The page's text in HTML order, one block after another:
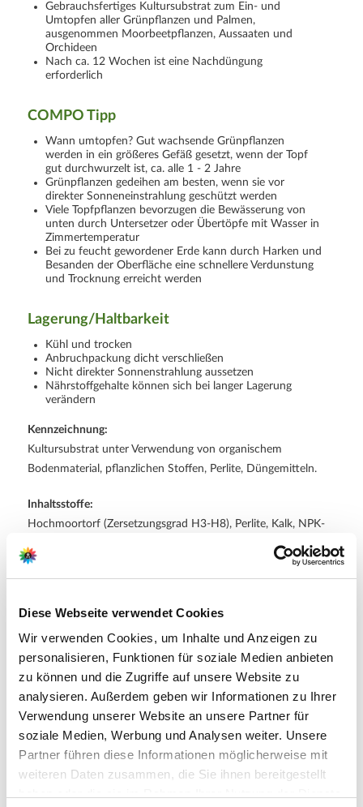
Diese Webseite verwendet Cookies
Wir verwenden Cookies, um Inhalte und Anzeigen zu
personalisieren, Funktionen für soziale Medien anbieten
zu können und die Zugriffe auf unsere Website zu
analysieren. Außerdem geben wir Informationen zu Ihrer
Verwendung unserer Website an unsere Partner für
soziale Medien, Werbung und Analysen weiter. Unsere
Partner führen diese Informationen möglicherweise mit
weiteren Daten zusammen, die Sie ihnen bereitgestellt
Gebrauchsfertiges Kultursubstrat zum Ein- und
Umtopfen aller Grünpflanzen und Palmen,
ausgenommen Moorbeetpflanzen, Aussaaten und
Orchideen
Nach ca. 12 Wochen ist eine Nachdüngung
erforderlich
COMPO Tipp
Wann umtopfen? Gut wachsende Grünpflanzen
werden in ein größeres Gefäß gesetzt, wenn der Topf
gut durchwurzelt ist, ca. alle 1 - 2 Jahre
Grünpflanzen gedeihen am besten, wenn sie vor
direkter Sonneneinstrahlung geschützt werden
Viele Topfpflanzen bevorzugen die Bewässerung von
unten durch Untersetzer oder Übertöpfe mit Wasser in
Zimmertemperatur
Bei zu feucht gewordener Erde kann durch Harken und
Besanden der Oberfläche eine schnellere Verdunstung
und Trocknung erreicht werden
Lagerung/Haltbarkeit
Kühl und trocken
Anbruchpackung dicht verschließen
Nicht direkter Sonnenstrahlung aussetzen
Nährstoffgehalte können sich bei langer Lagerung
verändern
Kennzeichnung:
Kultursubstrat unter Verwendung von organischem
Bodenmaterial, pflanzlichen Stoffen, Perlite, Düngemitteln.
Inhaltsstoffe:
Hochmoortorf (Zersetzungsgrad H3-H8), Perlite, Kalk, NPK-
Dünger, organischer Dünger, Phosphat mit Silicium (Agrosil)
Aus versandtechnischen Gründen können pro Auftrag nur 2
Hersteller/Importeur
COMPO GmbH
Gildenstraße 38